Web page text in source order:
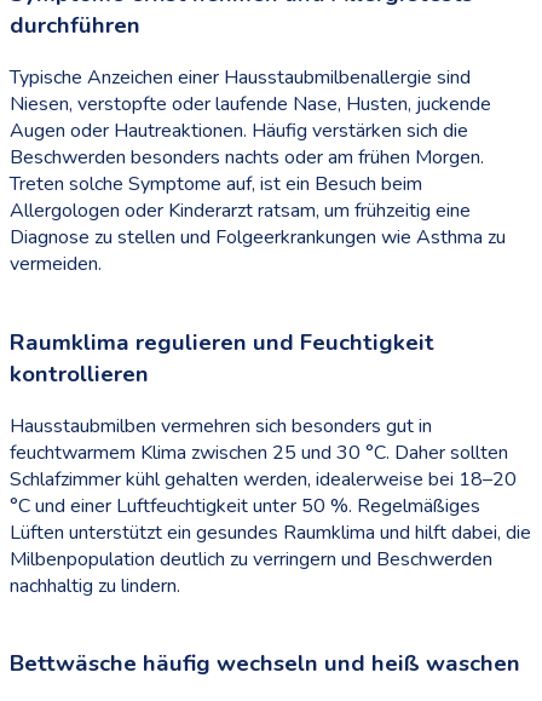
durchführen
Typische Anzeichen einer Hausstaubmilbenallergie sind
Niesen, verstopfte oder laufende Nase, Husten, juckende
Augen oder Hautreaktionen. Häufig verstärken sich die
Beschwerden besonders nachts oder am frühen Morgen.
Treten solche Symptome auf, ist ein Besuch beim
Allergologen oder Kinderarzt ratsam, um frühzeitig eine
Diagnose zu stellen und Folgeerkrankungen wie Asthma zu
vermeiden.
Raumklima regulieren und Feuchtigkeit
kontrollieren
Hausstaubmilben vermehren sich besonders gut in
feuchtwarmem Klima zwischen 25 und 30 °C. Daher sollten
Schlafzimmer kühl gehalten werden, idealerweise bei 18–20
°C und einer Luftfeuchtigkeit unter 50 %. Regelmäßiges
Lüften unterstützt ein gesundes Raumklima und hilft dabei, die
Milbenpopulation deutlich zu verringern und Beschwerden
nachhaltig zu lindern.
Bettwäsche häufig wechseln und heiß waschen